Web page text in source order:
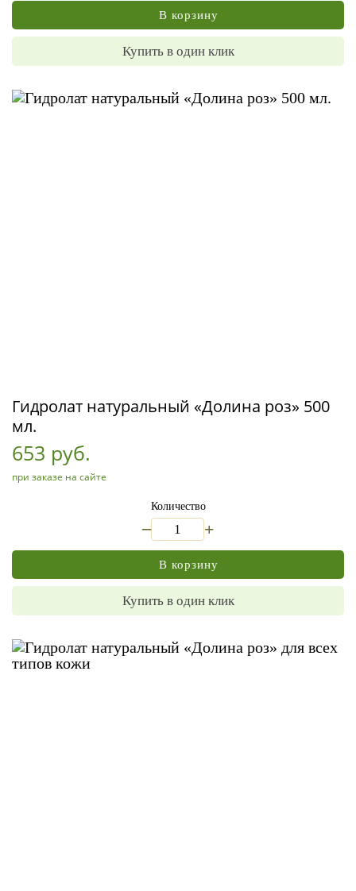
В корзину
Купить в один клик
Гидролат натуральный «Долина роз» 500
мл.
653 руб.
при заказе на сайте
Количество
+
В корзину
Купить в один клик